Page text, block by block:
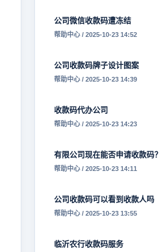
公司微信收款码遭冻结
帮助中心 / 2025-10-23 14:52
公司收款码牌子设计图案
帮助中心 / 2025-10-23 14:39
收款码代办公司
帮助中心 / 2025-10-23 14:23
有限公司现在能否申请收款码？
帮助中心 / 2025-10-23 14:11
公司收款码可以看到收款人吗
帮助中心 / 2025-10-23 13:55
临沂农行收款码服务